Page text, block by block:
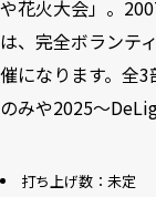
や花火大会」。
は、完全ボランテ
催になります。全
のみや2025～
打ち上げ数：未定